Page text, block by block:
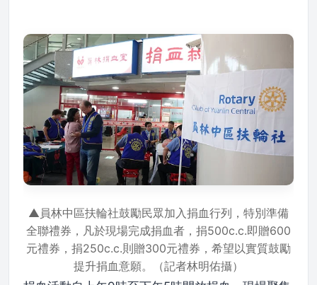
▲員林中區扶輪社鼓勵民眾加入捐血行列，特別準備
全聯禮券，凡於現場完成捐血者，捐500c.c.即贈600
元禮券，捐250c.c.則贈300元禮券，希望以實質鼓勵
提升捐血意願。（記者林明佑攝）